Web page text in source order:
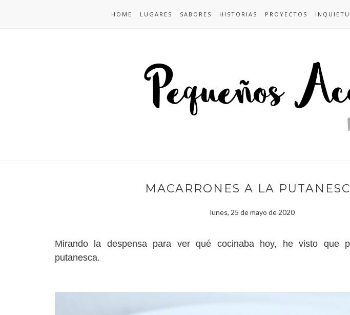
HOME LUGARES SABORES HISTORIAS PROYECTOS
MACARRONES A LA
lunes, 25 de mayo de 2020
Mirando la despensa para ver qué cocinaba hoy, he visto que
putanesca.